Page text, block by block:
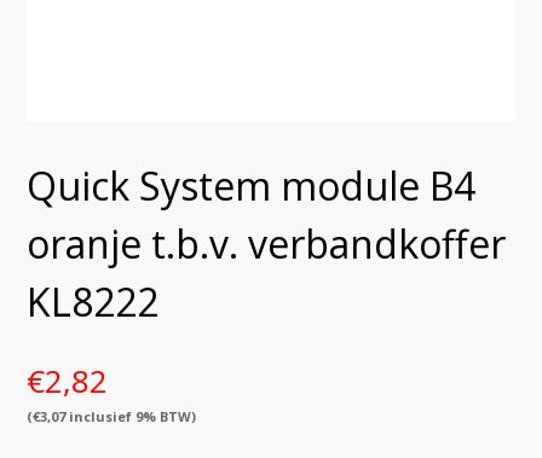
Quick System module B4
oranje t.b.v. verbandkoffer
KL8222
€2,82
(€3,07inclusief 9% BTW)